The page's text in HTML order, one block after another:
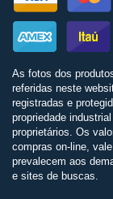
As fotos dos
referidas neste
registradas e
propriedade
proprietários. Os
compras on-line,
prevalecem aos
e sites de buscas.